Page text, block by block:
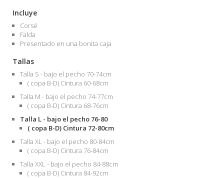
Incluye
Corsé
Falda
Presentado en una bonita caja
Tallas
Talla S - bajo el pecho 70-74cm
( copa B-D) Cintura 60-68cm
Talla M - bajo el pecho 74-77cm
( copa B-D) Cintura 68-76cm
Talla L - bajo el pecho 76-80
( copa B-D) Cintura 72-80cm
Talla XL - bajo el pecho 80-84cm
( copa B-D) Cintura 76-84cm
Talla XXL - bajo el pecho 84-88cm
( copa B-D) Cintura 84-92cm